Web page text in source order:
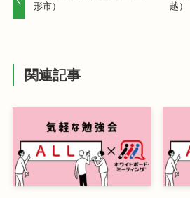
形市）
越）
関連記事